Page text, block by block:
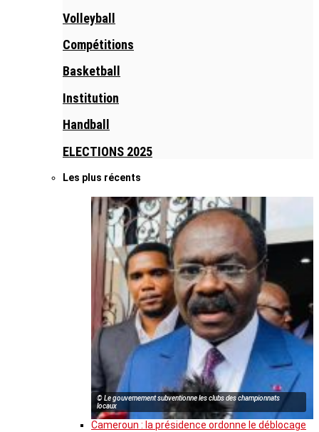
Volleyball
Compétitions
Basketball
Institution
Handball
ELECTIONS 2025
Les plus récents
© Le gouvernement subventionne les clubs des championnats
locaux
Cameroun : la présidence ordonne le déblocage